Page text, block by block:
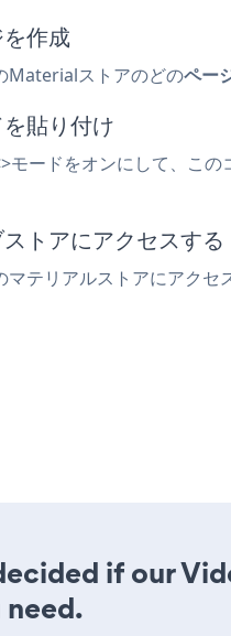
作成
Materialストアのどのペー
貼り付け
モードをオンにして、こ
トアにアクセスする
マテリアルストアにアクセ
if our